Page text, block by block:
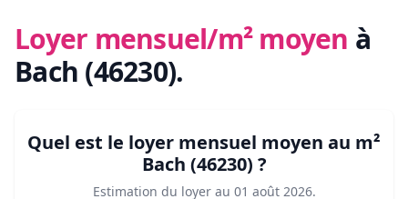
Loyer mensuel/m² moyen à
Bach (46230).
Quel est le loyer mensuel moyen au m²
Bach (46230) ?
Estimation du loyer au 01 août 2026.